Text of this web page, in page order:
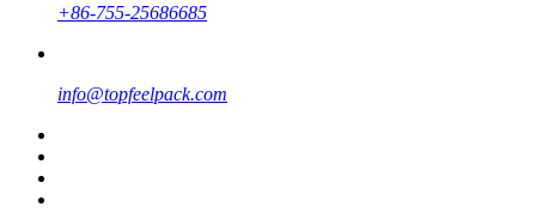
+86-755-25686685
info@topfeelpack.com